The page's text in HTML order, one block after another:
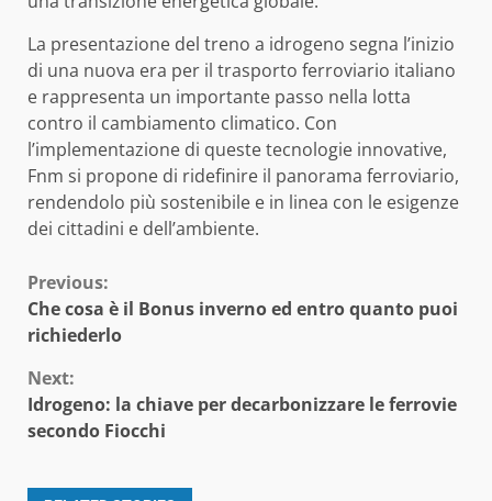
La presentazione del treno a idrogeno segna l’inizio
di una nuova era per il trasporto ferroviario italiano
e rappresenta un importante passo nella lotta
contro il cambiamento climatico. Con
l’implementazione di queste tecnologie innovative,
Fnm si propone di ridefinire il panorama ferroviario,
rendendolo più sostenibile e in linea con le esigenze
dei cittadini e dell’ambiente.
Continue
Reading
Previous:
Che cosa è il Bonus inverno ed entro quanto puoi
richiederlo
Next:
Idrogeno: la chiave per decarbonizzare le ferrovie
secondo Fiocchi